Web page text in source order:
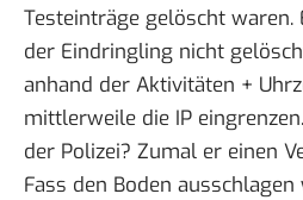
Testeinträge gelöscht waren.
der Eindringling nicht
anhand der Aktivitäten +
mittlerweile die IP
der Polizei? Zumal er einen
Fass den Boden